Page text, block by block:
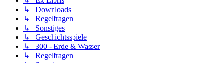
↳ Downloads
↳ Regelfragen
↳ Sonstiges
↳ Geschichtsspiele
↳ 300 - Erde & Wasser
↳ Regelfragen